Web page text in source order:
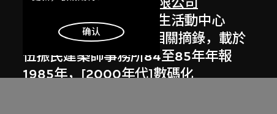
香港中文大學眾志堂學生活動中心
（約1970至1972年）相關摘錄，載於
伍振民建築師事務所84至85年年報
1985年，[2000年代]數碼化
明白
确认